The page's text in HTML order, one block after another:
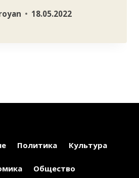
18.05.2022
Политика Культура
Общество